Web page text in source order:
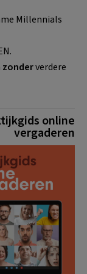
Millennials
zonderverdere
online
vergaderen